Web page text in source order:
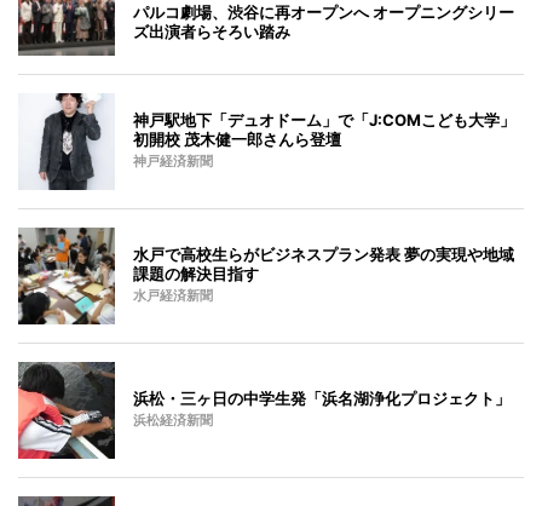
パルコ劇場、渋谷に再オープンへ オープニングシリー
ズ出演者らそろい踏み
神戸駅地下「デュオドーム」で「J:COMこども大学」
初開校 茂木健一郎さんら登壇
神戸経済新聞
水戸で高校生らがビジネスプラン発表 夢の実現や地域
課題の解決目指す
水戸経済新聞
浜松・三ヶ日の中学生発「浜名湖浄化プロジェクト」
浜松経済新聞